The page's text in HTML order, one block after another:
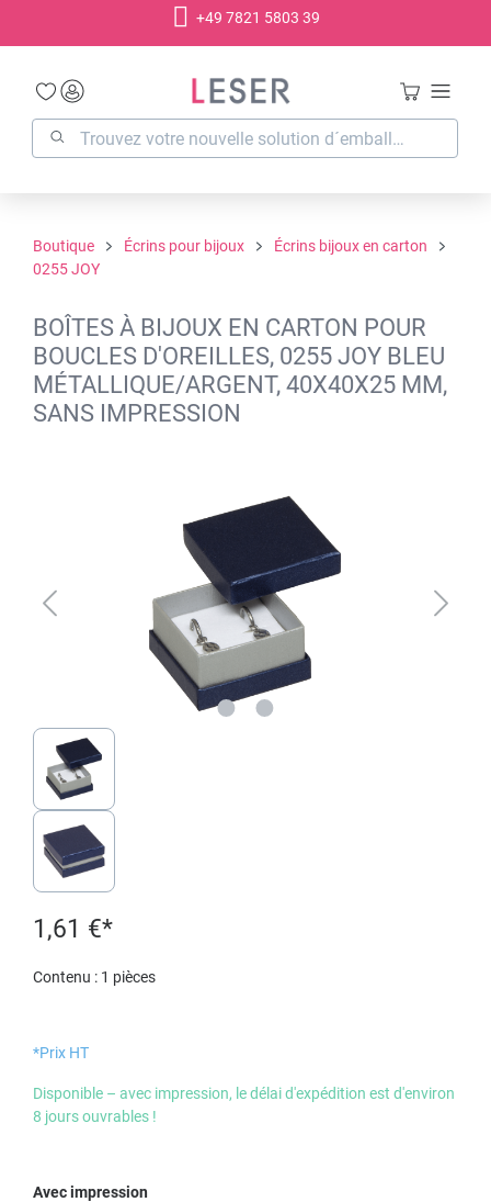
+49 7821 5803 39
Boutique Écrins pour bijoux
Écrins bijoux en carton
0255 JOY
BOÎTES À BIJOUX EN CARTON POUR
BOUCLES D'OREILLES, 0255 JOY BLEU
MÉTALLIQUE/ARGENT, 40X40X25 MM,
SANS IMPRESSION
1,61 €*
Contenu : 1 pièces
*Prix HT
Disponible – avec impression, le délai d'expédition est d'environ
8 jours ouvrables !
Sélectionnez
Avec impression